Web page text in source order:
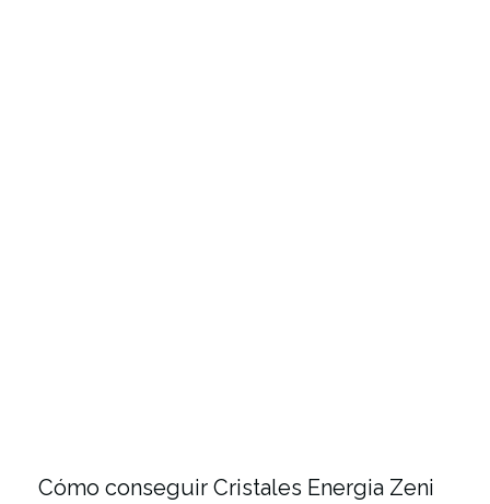
Cómo conseguir Cristales Energia Zeni